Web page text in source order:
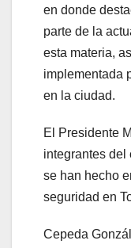
en donde
parte de la
esta materia,
implementada
en la ciudad.
El Presidente
integrantes del
se han hecho
seguridad en
Cepeda